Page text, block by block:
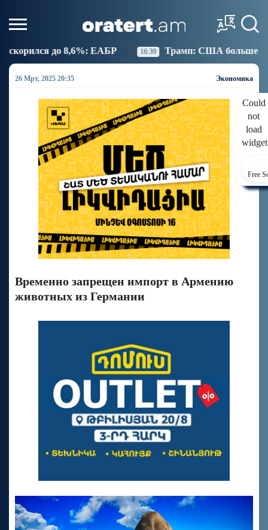
ЕАБР 16:39 Трамп: США больше не намерены
26 Мрт, 2025 20:35 Экономика
Could
not
load
Free
Временно запрещен импорт в Армению
животных из Германии